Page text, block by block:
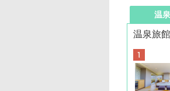
温
温泉旅館